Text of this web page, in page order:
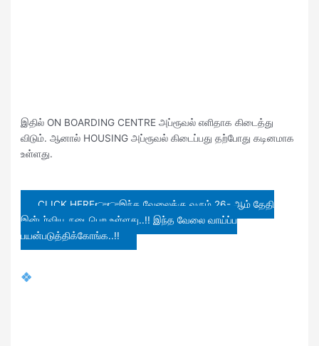
இதில் ON BOARDING CENTRE அப்ரூவல் எளிதாக கிடைத்து
விடும். ஆனால் HOUSING அப்ரூவல் கிடைப்பது தற்போது கடினமாக
உள்ளது.
CLICK HERE👉👉இந்த வேலைக்கு வரும் 26- ஆம் தேதி
இன்டர்வியூ நடைபெற உள்ளது..!! இந்த வேலை வாய்ப்ப
பயன்படுத்திக்கோங்க..!!